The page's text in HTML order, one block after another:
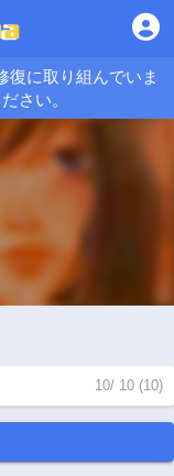
復に取り組んでいま
さい。
10/ 10 (10)